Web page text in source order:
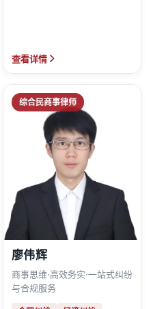
查看详情
综合民商事律师
廖伟辉
商事思维·高效务实·一站式纠纷
与合规服务